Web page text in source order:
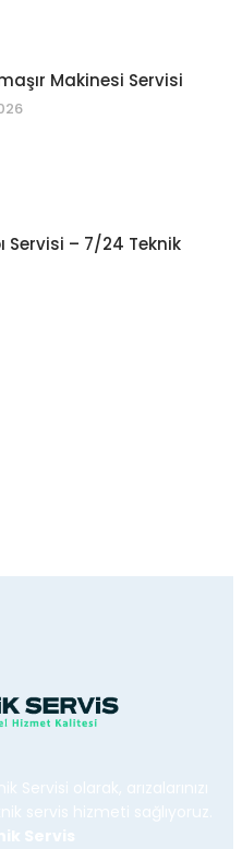
Makinesi Servisi
Servisi – 7/24 Teknik
Servisi olarak, arızalarınızı
servis hizmeti sağlıyoruz.
Servis